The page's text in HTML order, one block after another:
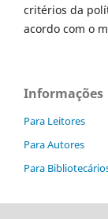
critérios da
acordo com o
Informações
Para Leitores
Para Autores
Para